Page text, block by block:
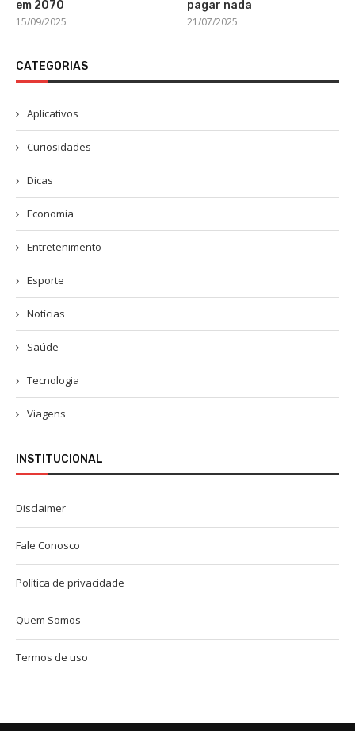
em 2070
15/09/2025
pagar nada
21/07/2025
CATEGORIAS
Aplicativos
Curiosidades
Dicas
Economia
Entretenimento
Esporte
Notícias
Saúde
Tecnologia
Viagens
INSTITUCIONAL
Disclaimer
Fale Conosco
Política de privacidade
Quem Somos
Termos de uso